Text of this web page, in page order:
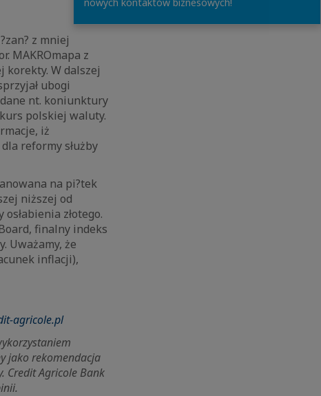
z mniej
MAKROmapa z
korekty. W dalszej
ubogi
nt. koniunktury
polskiej waluty.
iż
reformy służby
na pi?tek
niższej od
złotego.
finalny indeks
Uważamy, że
inflacji),
agricole.pl
jako rekomendacja
Credit Agricole Bank